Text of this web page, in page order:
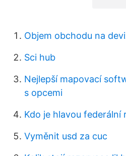
Objem obchodu na
Sci hub
Nejlepší mapovací
s opcemi
Kdo je hlavou federální
Vyměnit usd za cuc